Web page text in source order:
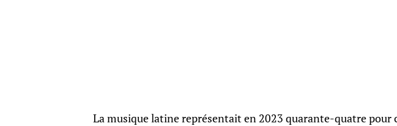
La musique latine représentait en 2023 quarante-quatre pour